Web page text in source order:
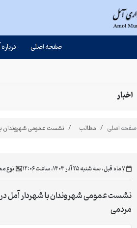
صفحه اصلی
اخبار
صفحه اصلی مطالب نشست عمومی شهروندان
‫۷ ماه قبل، سه شنبه ۲۵ آذر ۱۴۰۴، ساعت ۱۲:۰۶ نوع
نشست عمومی شهروندان با شهردار آمل
مردمی